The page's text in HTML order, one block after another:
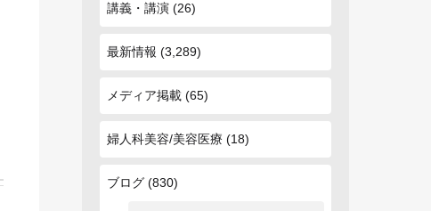
講義・講演 (26)
最新情報 (3,289)
メディア掲載 (65)
婦人科美容/美容医療 (18)
ブログ (830)